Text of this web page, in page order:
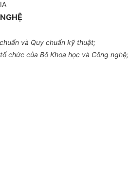
và Quy chuẩn kỹ thuật;
chức của Bộ Khoa học và Công nghệ;